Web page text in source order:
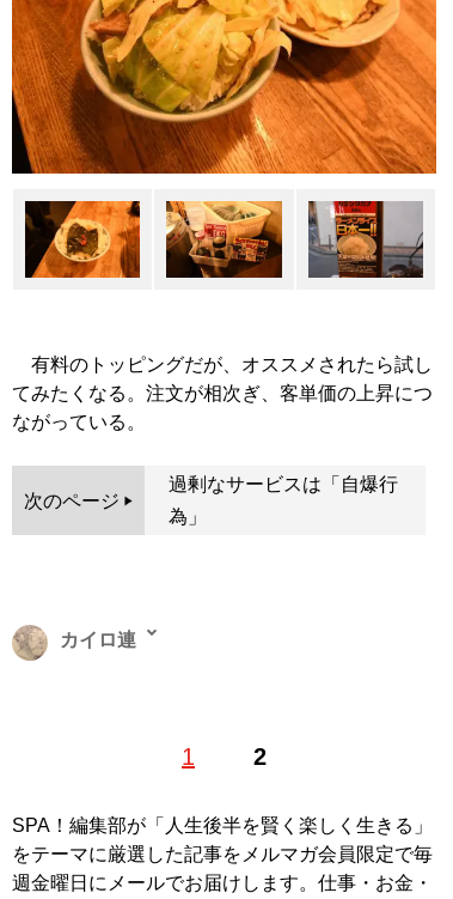
有料のトッピングだが、オススメされたら試し
てみたくなる。注文が相次ぎ、客単価の上昇につ
ながっている。
次のページ
過剰なサービスは「自爆行
為」
1 2
カイロ連
と、冬の必需品「ホッカイロ」をこよなく愛すことから
します。裁判、LGBTや在日コリアンといったマイノリ
ティ、貧困問題などに関心あります。Twitter：
@hokkairo_ren
SPA！編集部が「人生後半を賢く楽しく生きる」
をテーマに厳選した記事をメルマガ会員限定で毎
週金曜日にメールでお届けします。仕事・お金・